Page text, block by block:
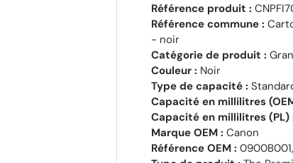
Référence produit :
Référence commune :
- noir
Catégorie de produit :
Couleur : Noir
Type de capacité :
Capacité en millilitres
Capacité en millilitres (PL)
Marque OEM : Canon
Référence OEM :